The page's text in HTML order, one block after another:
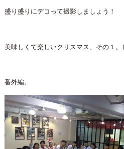
盛り盛りにデコって撮影しましょう！
美味しくて楽しいクリスマス、その１。
番外編。